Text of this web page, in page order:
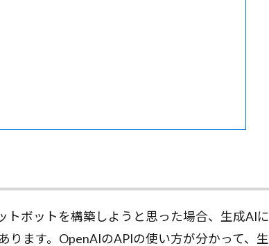
ボットを構築しようと思った場合、生成AIに
ります。OpenAIのAPIの使い方が分かって、生